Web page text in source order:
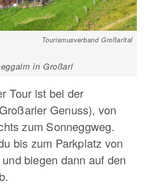
Tourismusverband Großarltal
in Großarl
Tour ist bei der
Genuss), von
zum Sonneggweg.
bis zum Parkplatz von
biegen dann auf den